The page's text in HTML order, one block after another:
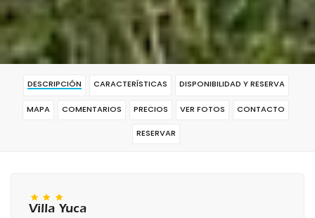
DESCRIPCIÓN CARACTERÍSTICAS DISPONIBILIDAD Y RESERVA
MAPA COMENTARIOS PRECIOS VER FOTOS CONTACTO
RESERVAR
Villa Yuca